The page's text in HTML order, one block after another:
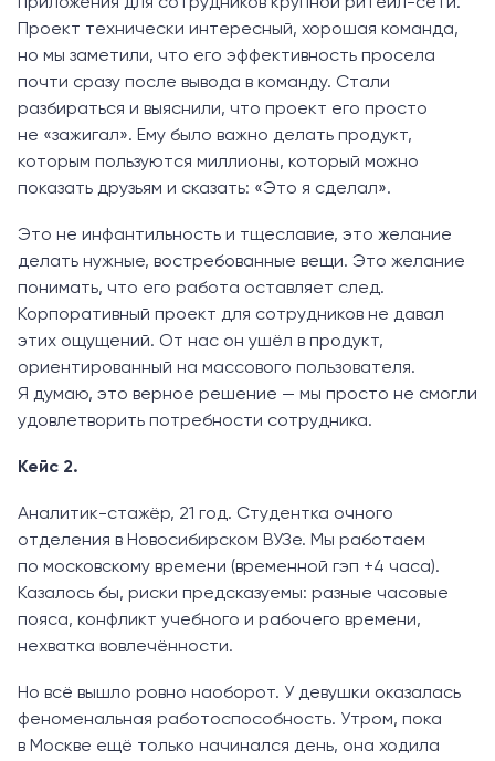
Проект технически интересный, хорошая команда,
но мы заметили, что его эффективность просела
почти сразу после вывода в команду. Стали
разбираться и выяснили, что проект его просто
не «зажигал». Ему было важно делать продукт,
которым пользуются миллионы, который можно
показать друзьям и сказать: «Это я сделал».
Это не инфантильность и тщеславие, это желание
делать нужные, востребованные вещи. Это желание
понимать, что его работа оставляет след.
Корпоративный проект для сотрудников не давал
этих ощущений. От нас он ушёл в продукт,
ориентированный на массового пользователя.
Я думаю, это верное решение — мы просто не смогли
удовлетворить потребности сотрудника.
Кейс 2.
Аналитик-стажёр, 21 год. Студентка очного
отделения в Новосибирском ВУЗе. Мы работаем
по московскому времени (временной гэп +4 часа).
Казалось бы, риски предсказуемы: разные часовые
пояса, конфликт учебного и рабочего времени,
нехватка вовлечённости.
Но всё вышло ровно наоборот. У девушки оказалась
феноменальная работоспособность. Утром, пока
в Москве ещё только начинался день, она ходила